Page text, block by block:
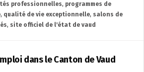
professionnelles, programmes de
, qualité de vie exceptionnelle, salons de
, site officiel de l'état de vaud
dans le Canton de Vaud